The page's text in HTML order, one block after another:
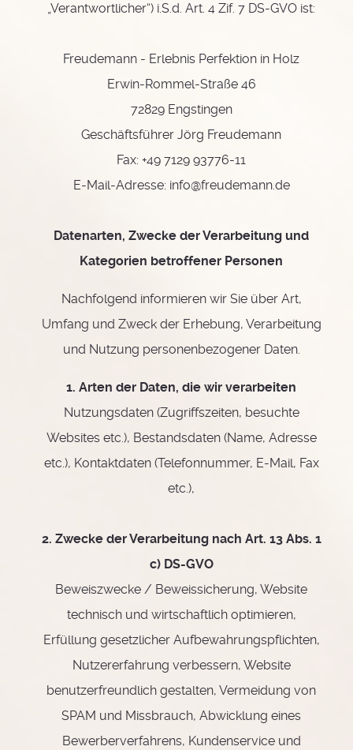
„Verantwortlicher“) i.S.d. Art. 4 Zif. 7 DS-GVO ist:
Freudemann - Erlebnis Perfektion in Holz
Erwin-Rommel-Straße 46
72829 Engstingen
Geschäftsführer Jörg Freudemann
Fax: +49 7129 93776-11
E-Mail-Adresse: info@freudemann.de
Datenarten, Zwecke der Verarbeitung und
Kategorien betroffener Personen
Nachfolgend informieren wir Sie über Art,
Umfang und Zweck der Erhebung, Verarbeitung
und Nutzung personenbezogener Daten.
1. Arten der Daten, die wir verarbeiten
Nutzungsdaten (Zugriffszeiten, besuchte
Websites etc.), Bestandsdaten (Name, Adresse
etc.), Kontaktdaten (Telefonnummer, E-Mail, Fax
etc.),
2. Zwecke der Verarbeitung nach Art. 13 Abs. 1
c) DS-GVO
Beweiszwecke / Beweissicherung, Website
technisch und wirtschaftlich optimieren,
Erfüllung gesetzlicher Aufbewahrungspflichten,
Nutzererfahrung verbessern, Website
benutzerfreundlich gestalten, Vermeidung von
SPAM und Missbrauch, Abwicklung eines
Bewerberverfahrens, Kundenservice und